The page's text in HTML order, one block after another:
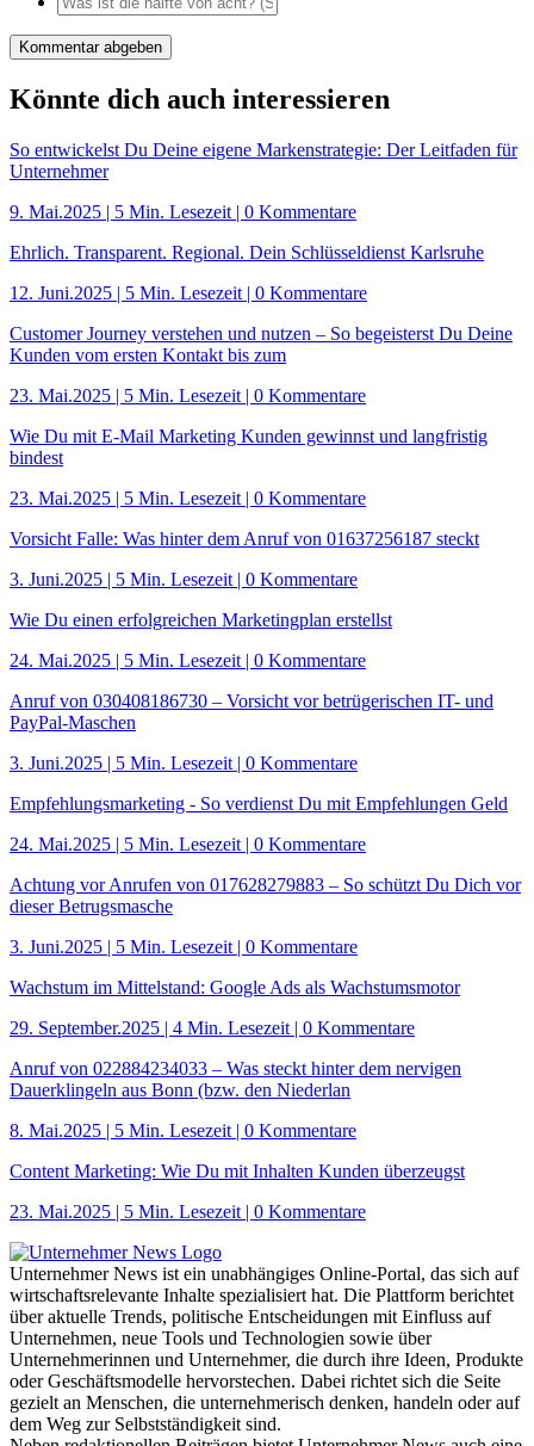
Könnte dich auch interessieren
So entwickelst Du Deine eigene Markenstrategie: Der Leitfaden für
Unternehmer
9. Mai.2025 | 5 Min. Lesezeit | 0 Kommentare
Ehrlich. Transparent. Regional. Dein Schlüsseldienst Karlsruhe
12. Juni.2025 | 5 Min. Lesezeit | 0 Kommentare
Customer Journey verstehen und nutzen – So begeisterst Du Deine
Kunden vom ersten Kontakt bis zum
23. Mai.2025 | 5 Min. Lesezeit | 0 Kommentare
Wie Du mit E-Mail Marketing Kunden gewinnst und langfristig
bindest
23. Mai.2025 | 5 Min. Lesezeit | 0 Kommentare
Vorsicht Falle: Was hinter dem Anruf von 01637256187 steckt
3. Juni.2025 | 5 Min. Lesezeit | 0 Kommentare
Wie Du einen erfolgreichen Marketingplan erstellst
24. Mai.2025 | 5 Min. Lesezeit | 0 Kommentare
Anruf von 030408186730 – Vorsicht vor betrügerischen IT- und
PayPal-Maschen
3. Juni.2025 | 5 Min. Lesezeit | 0 Kommentare
Empfehlungsmarketing - So verdienst Du mit Empfehlungen Geld
24. Mai.2025 | 5 Min. Lesezeit | 0 Kommentare
Achtung vor Anrufen von 017628279883 – So schützt Du Dich vor
dieser Betrugsmasche
3. Juni.2025 | 5 Min. Lesezeit | 0 Kommentare
Wachstum im Mittelstand: Google Ads als Wachstumsmotor
29. September.2025 | 4 Min. Lesezeit | 0 Kommentare
Anruf von 022884234033 – Was steckt hinter dem nervigen
Dauerklingeln aus Bonn (bzw. den Niederlan
8. Mai.2025 | 5 Min. Lesezeit | 0 Kommentare
Content Marketing: Wie Du mit Inhalten Kunden überzeugst
23. Mai.2025 | 5 Min. Lesezeit | 0 Kommentare
Unternehmer News ist ein unabhängiges Online-Portal, das sich auf
wirtschaftsrelevante Inhalte spezialisiert hat. Die Plattform berichtet
über aktuelle Trends, politische Entscheidungen mit Einfluss auf
Unternehmen, neue Tools und Technologien sowie über
Unternehmerinnen und Unternehmer, die durch ihre Ideen, Produkte
oder Geschäftsmodelle hervorstechen. Dabei richtet sich die Seite
gezielt an Menschen, die unternehmerisch denken, handeln oder auf
dem Weg zur Selbstständigkeit sind.